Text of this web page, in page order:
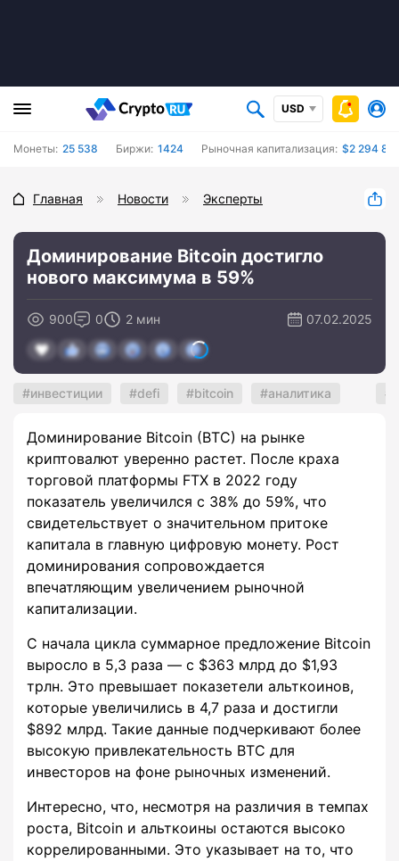
USD
Монеты: 25 538 Биржи: 1424 Рыночная капитализация: $2 294
Главная Новости Эксперты
Доминирование Bitcoin достигло
нового максимума в 59%
900 0 2 мин 07.02.2025
инвестиции defi bitcoin аналитика
Доминирование Bitcoin (BTC) на рынке
криптовалют уверенно растет. После краха
торговой платформы FTX в 2022 году
показатель увеличился с 38% до 59%, что
свидетельствует о значительном притоке
капитала в главную цифровую монету. Рост
доминирования сопровождается
впечатляющим увеличением рыночной
капитализации.
С начала цикла суммарное предложение Bitcoin
выросло в 5,3 раза — с $363 млрд до $1,93
трлн. Это превышает показетели альткоинов,
которые увеличились в 4,7 раза и достигли
$892 млрд. Такие данные подчеркивают более
высокую привлекательность BTC для
инвесторов на фоне рыночных изменений.
Интересно, что, несмотря на различия в темпах
роста, Bitcoin и альткоины остаются высоко
коррелированными. Это указывает на то, что